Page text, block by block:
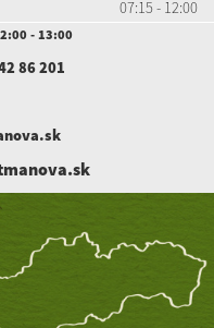
07:15 - 12:00
- 13:00
86 201